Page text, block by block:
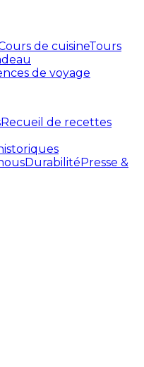
de cuisineTours
de voyage
Recueil de recettes
DurabilitéPresse &